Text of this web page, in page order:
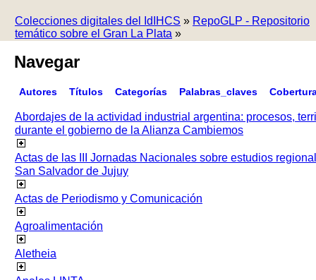
Colecciones digitales del IdIHCS » RepoGLP - Repositorio
temático sobre el Gran La Plata »
Navegar
Autores Títulos Categorías Palabras_claves
Abordajes de la actividad industrial argentina: procesos,
durante el gobierno de la Alianza Cambiemos
Actas de las III Jornadas Nacionales sobre estudios
San Salvador de Jujuy
Actas de Periodismo y Comunicación
Agroalimentación
Aletheia